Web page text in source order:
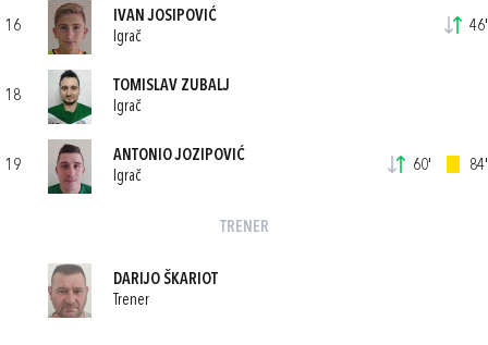
16
IVAN JOSIPOVIĆ
Igrač
46'
18
TOMISLAV ZUBALJ
Igrač
19
ANTONIO JOZIPOVIĆ
Igrač
60' 84'
TRENER
DARIJO ŠKARIOT
Trener